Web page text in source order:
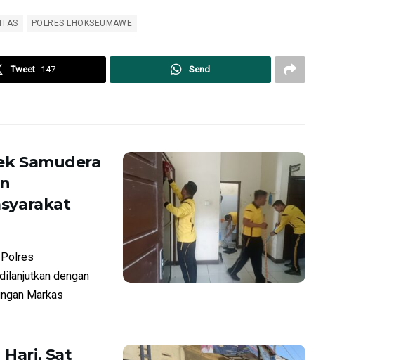
POLRES LHOKSEUMAWE
Tweet 147 Send
Samudera
dengan
Markas
Sat